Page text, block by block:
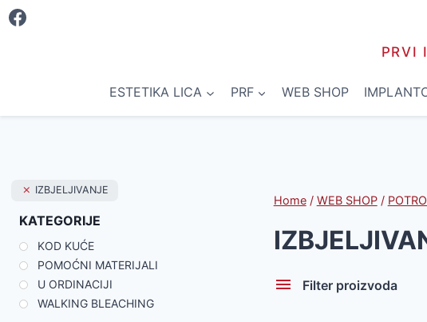
Skip
PRVI
ESTETIKA LICA PRF WEB SHOP
Home / WEB SHOP /
Filter proizvoda
IZBJELJIVANJE
KATEGORIJE
KOD KUĆE
POMOĆNI MATERIJALI
U ORDINACIJI
WALKING BLEACHING